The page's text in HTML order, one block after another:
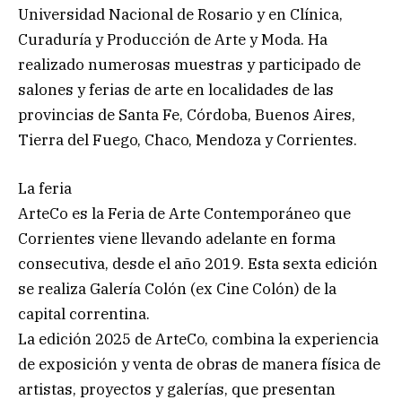
Universidad Nacional de Rosario y en Clínica,
Curaduría y Producción de Arte y Moda. Ha
realizado numerosas muestras y participado de
salones y ferias de arte en localidades de las
provincias de Santa Fe, Córdoba, Buenos Aires,
Tierra del Fuego, Chaco, Mendoza y Corrientes.
La feria
ArteCo es la Feria de Arte Contemporáneo que
Corrientes viene llevando adelante en forma
consecutiva, desde el año 2019. Esta sexta edición
se realiza Galería Colón (ex Cine Colón) de la
capital correntina.
La edición 2025 de ArteCo, combina la experiencia
de exposición y venta de obras de manera física de
artistas, proyectos y galerías, que presentan